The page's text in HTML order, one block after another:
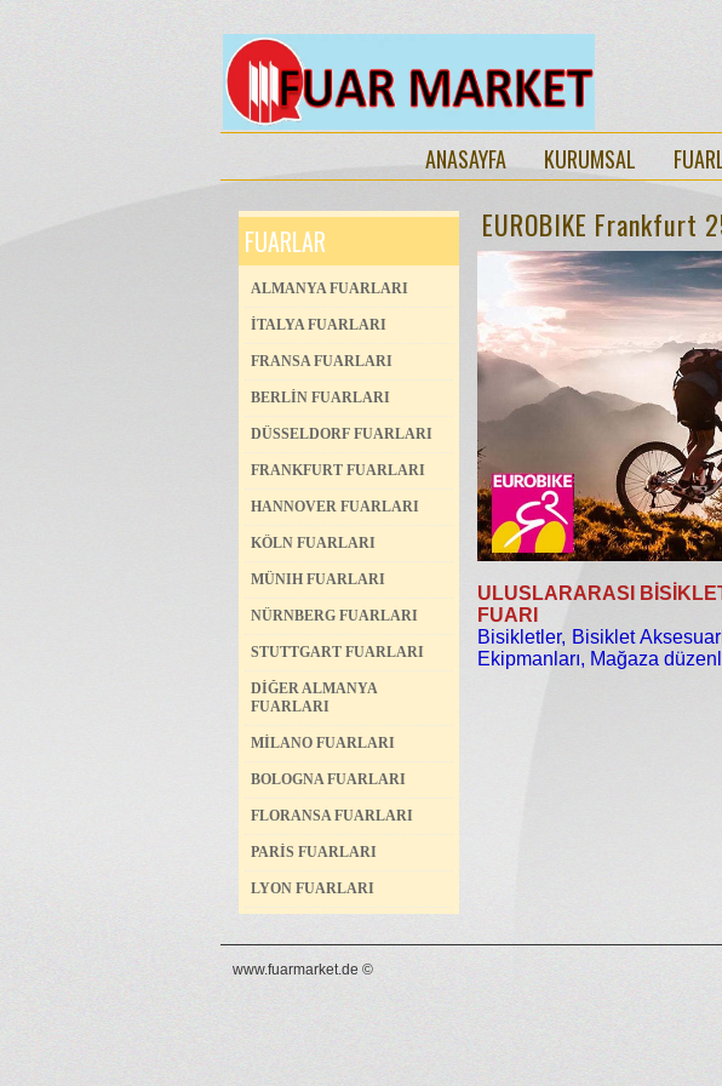
ANASAYFA KURUMSAL
FUARLAR
ALMANYA FUARLARI
İTALYA FUARLARI
FRANSA FUARLARI
BERLİN FUARLARI
DÜSSELDORF FUARLARI
FRANKFURT FUARLARI
HANNOVER FUARLARI
KÖLN FUARLARI
MÜNIH FUARLARI
NÜRNBERG FUARLARI
STUTTGART FUARLARI
DİĞER ALMANYA
FUARLARI
MİLANO FUARLARI
BOLOGNA FUARLARI
FLORANSA FUARLARI
PARİS FUARLARI
LYON FUARLARI
EUROBIKE Frankfurt
ULUSLARARASI
FUARI
Bisikletler, Bisiklet
Ekipmanları, Mağaza
www.fuarmarket.de ©